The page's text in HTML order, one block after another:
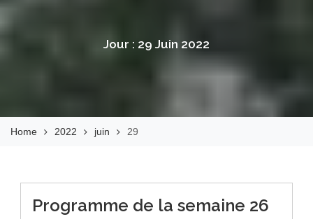
Jour : 29 Juin 2022
Home 2022 juin 29
Programme de la semaine 26